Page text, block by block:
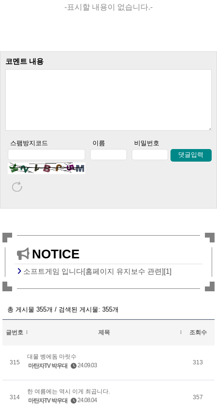
-표시할 내용이 없습니다.-
코멘트 내용
스팸방지코드 이름
비밀번호
댓글입력
NOTICE
소프트게임 입니다[홈페이지 유지보수 관련][1]
총 게시물 355개 / 검색된 게시물: 355개
글번호 제목 조회수
315
대물 벵에돔 마릿수
마탄자TV 박우대
24.09.03 313
314
한 여름에는 역시 이게 최곱니다.
마탄자TV 박우대
24.08.04 357